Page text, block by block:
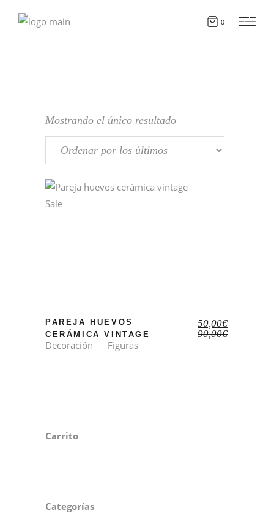
0
Mostrando el único resultado
Sale
PAREJA HUEVOS
CERÁMICA VINTAGE
Decoración Figuras
90,00€
El
precio
50,00€El
precio
Carrito
Categorías